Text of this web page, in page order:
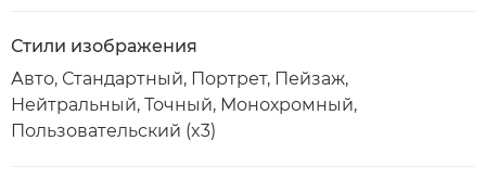
Стили изображения
Авто, Стандартный, Портрет, Пейзаж,
Нейтральный, Точный, Монохромный,
Пользовательский (x3)